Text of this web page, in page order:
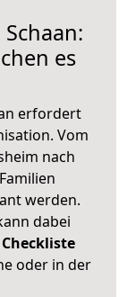
es
erfordert
Vom
nach
werden.
dabei
Checkliste
oder in der